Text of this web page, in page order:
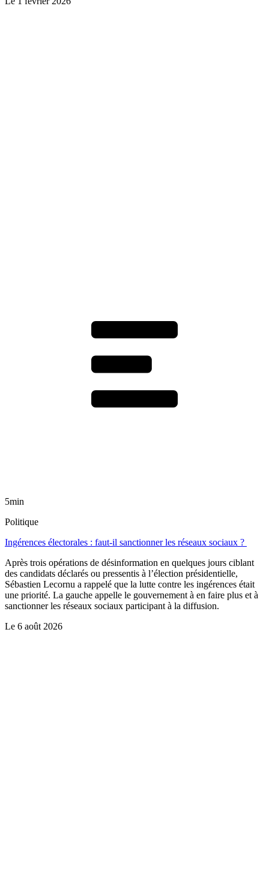
5min
Politique
Ingérences électorales : faut-il sanctionner les réseaux sociaux ?
Après trois opérations de désinformation en quelques jours ciblant
des candidats déclarés ou pressentis à l’élection présidentielle,
Sébastien Lecornu a rappelé que la lutte contre les ingérences était
une priorité. La gauche appelle le gouvernement à en faire plus et à
sanctionner les réseaux sociaux participant à la diffusion.
Le 6 août 2026